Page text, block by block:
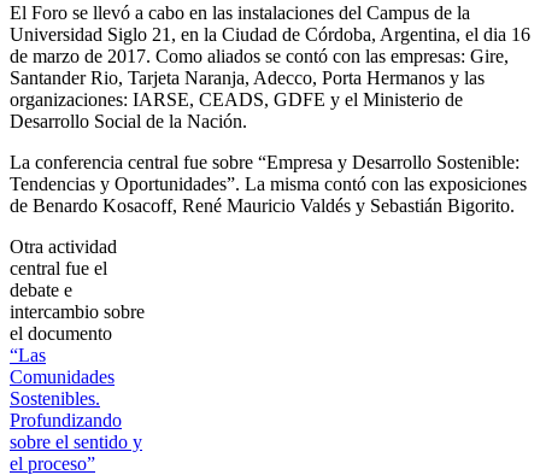
El Foro se llevó a cabo en las instalaciones del Campus de la
Universidad Siglo 21, en la Ciudad de Córdoba, Argentina, el dia 16
de marzo de 2017. Como aliados se contó con las empresas: Gire,
Santander Rio, Tarjeta Naranja, Adecco, Porta Hermanos y las
organizaciones: IARSE, CEADS, GDFE y el Ministerio de
Desarrollo Social de la Nación.
La conferencia central fue sobre “Empresa y Desarrollo Sostenible:
Tendencias y Oportunidades”. La misma contó con las exposiciones
de Benardo Kosacoff, René Mauricio Valdés y Sebastián Bigorito.
Otra actividad
central fue el
debate e
intercambio sobre
el documento
“Las
Comunidades
Sostenibles.
Profundizando
sobre el sentido y
el proceso”